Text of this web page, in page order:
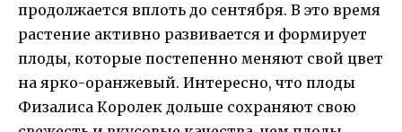
продолжается вплоть до сентября. В это время
растение активно развивается и формирует
плоды, которые постепенно меняют свой цвет
на ярко-оранжевый. Интересно, что плоды
Физалиса Королек дольше сохраняют свою